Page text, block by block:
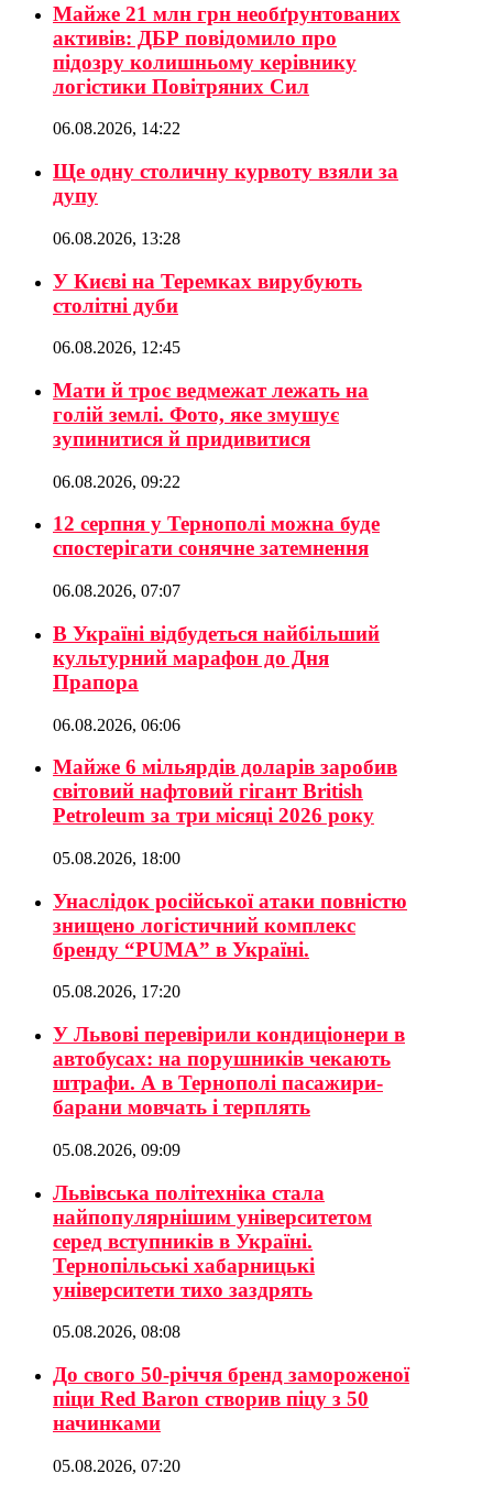
Майже 21 млн грн необґрунтованих
активів: ДБР повідомило про
підозру колишньому керівнику
логістики Повітряних Сил
06.08.2026, 14:22
Ще одну столичну курвоту взяли за
дупу
06.08.2026, 13:28
У Києві на Теремках вирубують
столітні дуби
06.08.2026, 12:45
Мати й троє ведмежат лежать на
голій землі. Фото, яке змушує
зупинитися й придивитися
06.08.2026, 09:22
12 серпня у Тернополі можна буде
спостерігати сонячне затемнення
06.08.2026, 07:07
В Україні відбудеться найбільший
культурний марафон до Дня
Прапора
06.08.2026, 06:06
Майже 6 мільярдів доларів заробив
світовий нафтовий гігант British
Petroleum за три місяці 2026 року
05.08.2026, 18:00
Унаслідок російської атаки повністю
знищено логістичний комплекс
бренду “PUMA” в Україні.
05.08.2026, 17:20
У Львові перевірили кондиціонери в
автобусах: на порушників чекають
штрафи. А в Тернополі пасажири-
барани мовчать і терплять
05.08.2026, 09:09
Львівська політехніка стала
найпопулярнішим університетом
серед вступників в Україні.
Тернопільські хабарницькі
університети тихо заздрять
05.08.2026, 08:08
До свого 50-річчя бренд замороженої
піци Red Baron створив піцу з 50
начинками
05.08.2026, 07:20